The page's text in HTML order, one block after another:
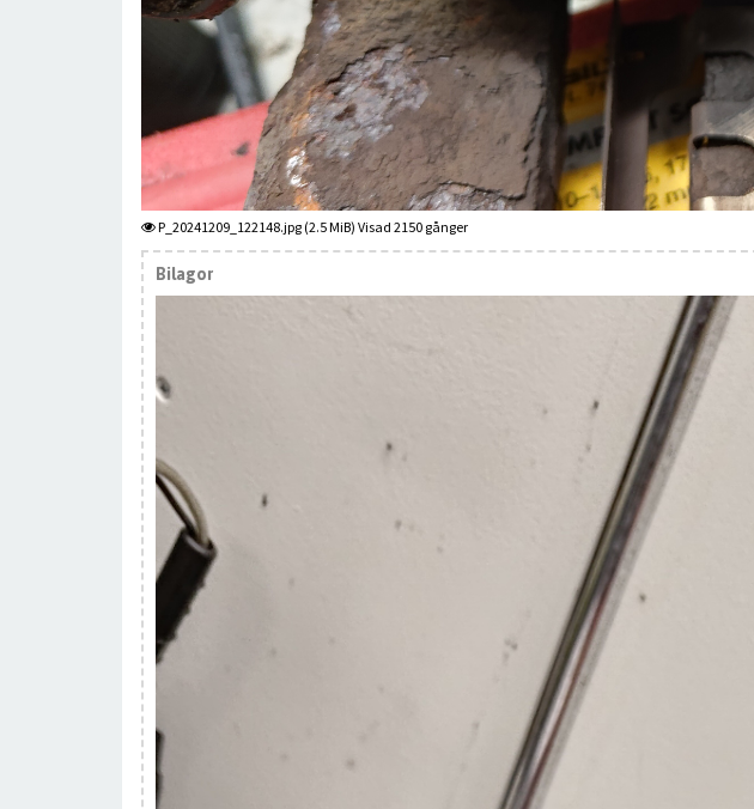
P_20241209_122148.jpg (2.5 MiB) Visad 2150 gånger
Bilagor